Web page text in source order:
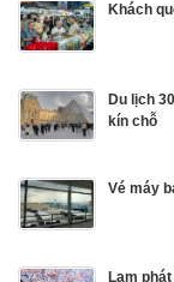
Khách
Du lịch
kín chỗ
Vé máy
Lạm